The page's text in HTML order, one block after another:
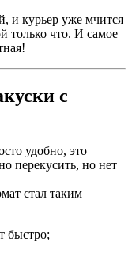
и курьер уже мчится
только что. И самое
с
удобно, это
перекусить, но нет
стал таким
быстро;